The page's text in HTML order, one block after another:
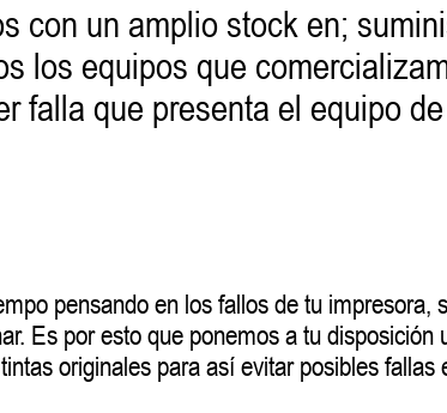
con un amplio stock en;
los equipos que
falla que presenta el equipo
pensando en los fallos de tu impresora,
Es por esto que ponemos a tu disposición
originales para así evitar posibles fallas